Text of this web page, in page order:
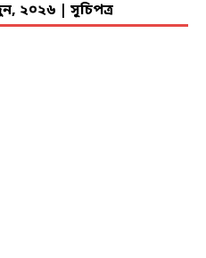
২০২৬ | সূচিপত্র